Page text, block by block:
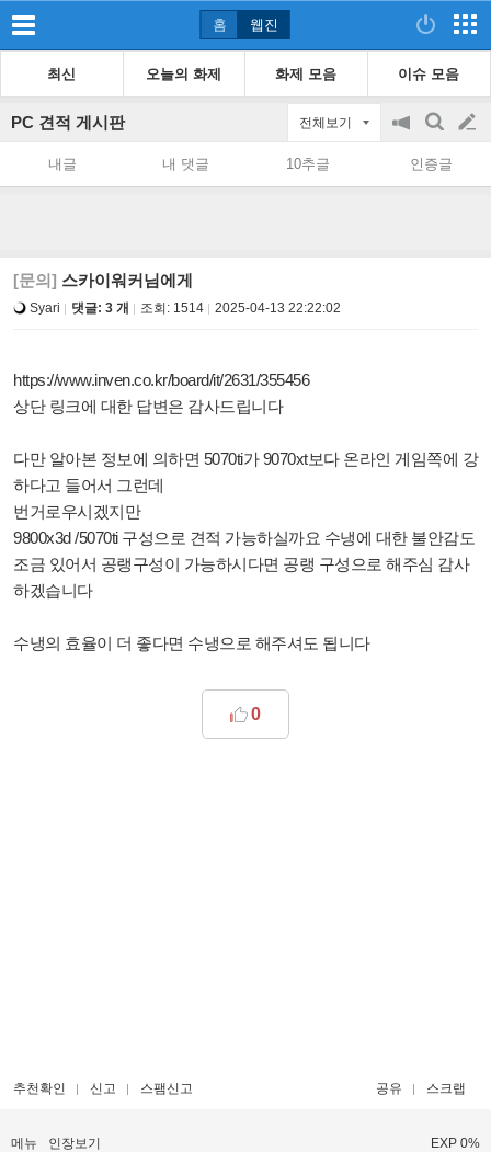
홈 웹진
최신 오늘의 화제 화제 모음 이슈 모음
PC 견적 게시판 전체보기
공
on/off
검
색
글
쓰
내글 내 댓글 10추글 인증글
[문의] 스카이워커님에게
Syari 댓글: 3 개 조회: 1514 2025-04-13 22:22:02
https://www.inven.co.kr/board/it/2631/355456
상단 링크에 대한 답변은 감사드립니다
다만 알아본 정보에 의하면 5070ti가 9070xt보다 온라인 게임쪽에 강
하다고 들어서 그런데
번거로우시겠지만
9800x3d /5070ti 구성으로 견적 가능하실까요 수냉에 대한 불안감도
조금 있어서 공랭구성이 가능하시다면 공랭 구성으로 해주심 감사
하겠습니다
수냉의 효율이 더 좋다면 수냉으로 해주셔도 됩니다
0
추천확인 신고 스팸신고 공유 스크랩
메뉴 인장보기 EXP 0%